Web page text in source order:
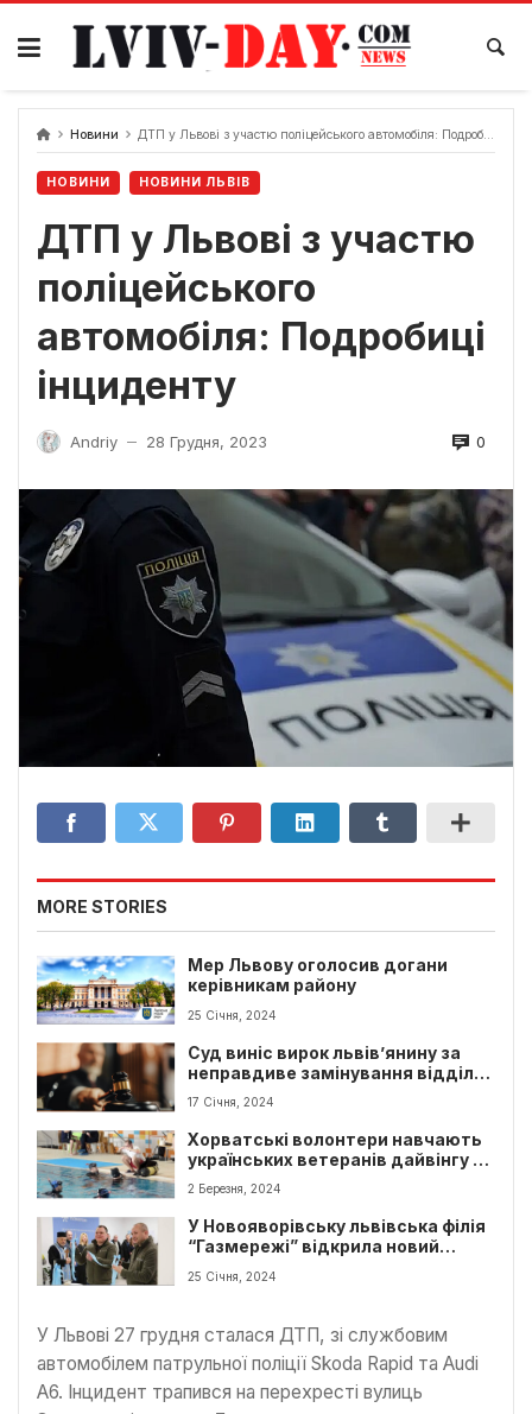
Skip
content
Новини ДТП у Львові з участю поліцейського автомобіля: Подробиці інциденту
НОВИНИ НОВИНИ ЛЬВІВ
ДТП у Львові з участю
поліцейського
автомобіля: Подробиці
інциденту
Andriy — 28 Грудня, 2023 0
MORE STORIES
Мер Львову оголосив догани
керівникам району
25 Січня, 2024
Суд виніс вирок львів’янину за
неправдиве замінування відділу
поліції
17 Січня, 2024
Хорватські волонтери навчають
українських ветеранів дайвінгу у
Львові
2 Березня, 2024
У Новояворівську львівська філія
“Газмережі” відкрила новий
центр обслуговування клієнтів
25 Січня, 2024
У Львові 27 грудня сталася ДТП, зі службовим
автомобілем патрульної поліції Skoda Rapid та Audi
A6. Інцидент трапився на перехресті вулиць